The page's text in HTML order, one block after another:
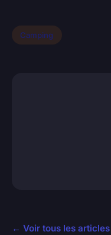
Camping
← Voir tous les